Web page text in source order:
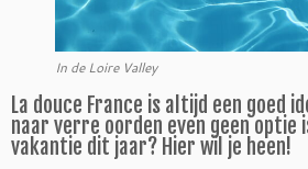
In de Loire Valley
La douce France is altijd een goed
naar verre oorden even geen optie
vakantie dit jaar? Hier wil je heen!